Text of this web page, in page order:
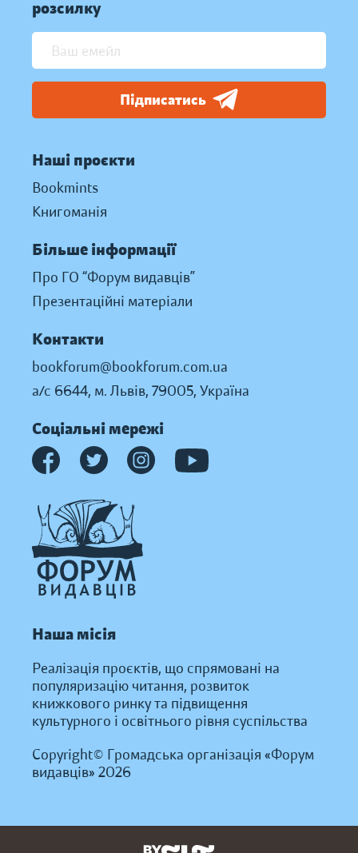
розсилку
Підписатись
Наші проєкти
Bookmints
Книгоманія
Більше інформації
Про ГО “Форум видавців”
Презентаційні матеріали
Контакти
bookforum@bookforum.com.ua
а/с 6644, м. Львів, 79005, Україна
Соціальні мережі
Наша місія
Реалізація проєктів, що спрямовані на
популяризацію читання, розвиток
книжкового ринку та підвищення
культурного і освітнього рівня суспільства
Copyright© Громадська організація «Форум
видавців» 2026